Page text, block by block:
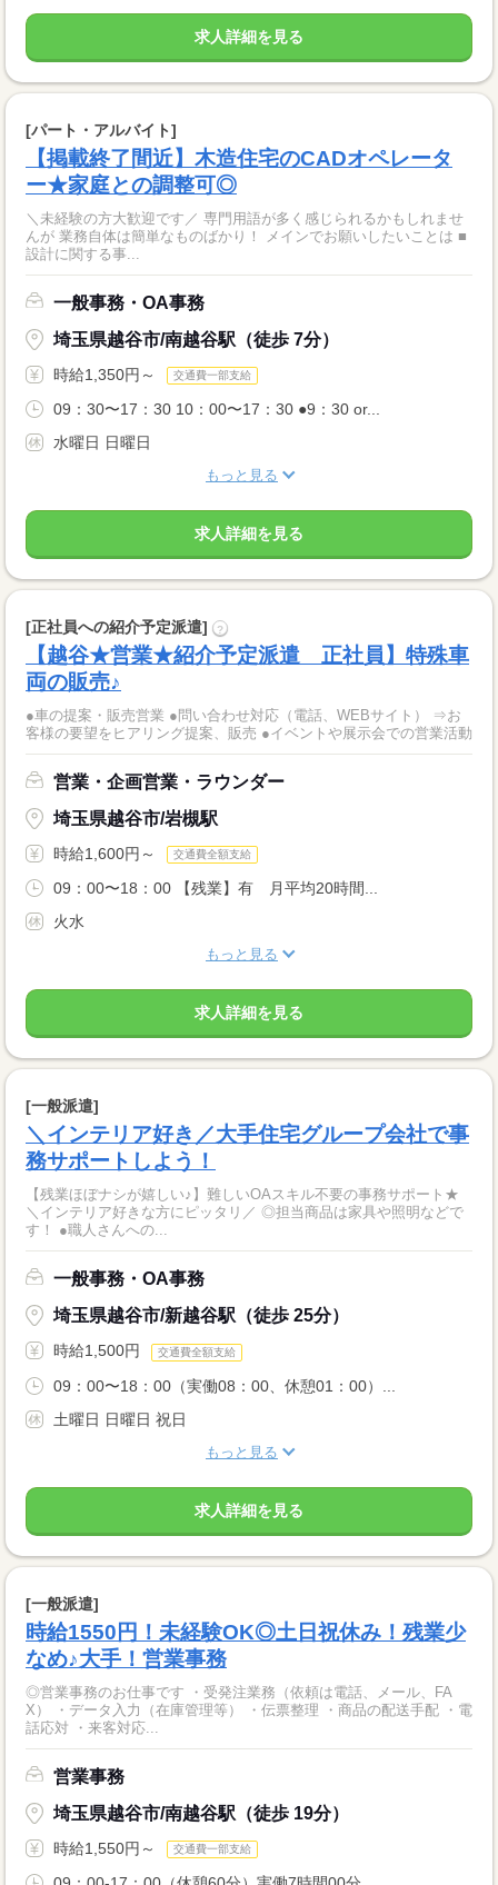
求人詳細を見る
[パート・アルバイト]
【掲載終了間近】木造住宅のCADオペレータ
ー★家庭との調整可◎
＼未経験の方大歓迎です／ 専門用語が多く感じられるかもしれませ
んが 業務自体は簡単なものばかり！ メインでお願いしたいことは ■
設計に関する事...
一般事務・OA事務
埼玉県越谷市/南越谷駅（徒歩 7分）
時給1,350円～ 交通費一部支給
09：30〜17：30 10：00〜17：30 ●9：30 or...
水曜日 日曜日
もっと見る
求人詳細を見る
[正社員への紹介予定派遣] ?
【越谷★営業★紹介予定派遣 正社員】特殊車
両の販売♪
●車の提案・販売営業 ●問い合わせ対応（電話、WEBサイト） ⇒お
客様の要望をヒアリング提案、販売 ●イベントや展示会での営業活動
営業・企画営業・ラウンダー
埼玉県越谷市/岩槻駅
時給1,600円～ 交通費全額支給
09：00〜18：00 【残業】有 月平均20時間...
火水
もっと見る
求人詳細を見る
[一般派遣]
＼インテリア好き／大手住宅グループ会社で事
務サポートしよう！
【残業ほぼナシが嬉しい♪】難しいOAスキル不要の事務サポート★
＼インテリア好きな方にピッタリ／ ◎担当商品は家具や照明などで
す！ ●職人さんへの...
一般事務・OA事務
埼玉県越谷市/新越谷駅（徒歩 25分）
時給1,500円 交通費全額支給
09：00〜18：00（実働08：00、休憩01：00）...
土曜日 日曜日 祝日
もっと見る
求人詳細を見る
[一般派遣]
時給1550円！未経験OK◎土日祝休み！残業少
なめ♪大手！営業事務
◎営業事務のお仕事です ・受発注業務（依頼は電話、メール、FA
X） ・データ入力（在庫管理等） ・伝票整理 ・商品の配送手配 ・電
話応対 ・来客対応...
営業事務
埼玉県越谷市/南越谷駅（徒歩 19分）
時給1,550円～ 交通費一部支給